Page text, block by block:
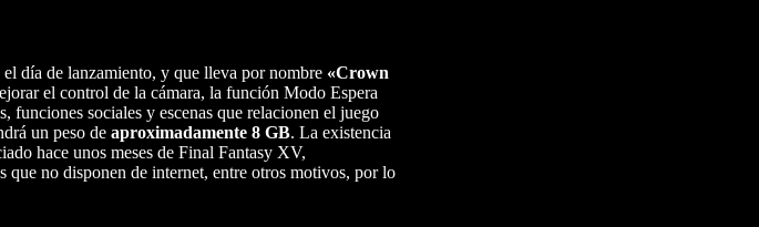
el día de lanzamiento, y que lleva por nombre «Crown
el control de la cámara, la función Modo Espera
funciones sociales y escenas que relacionen el juego
un peso de aproximadamente 8 GB. La existencia
hace unos meses de Final Fantasy XV,
que no disponen de internet, entre otros motivos, por lo